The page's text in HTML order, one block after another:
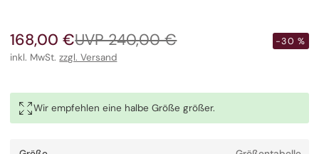
Verkaufspreis
168,00 €
Regulärer
Preis
UVP 240,00 € -30 %
inkl. MwSt.zzgl. Versand
Wir empfehlen eine halbe Größe größer.